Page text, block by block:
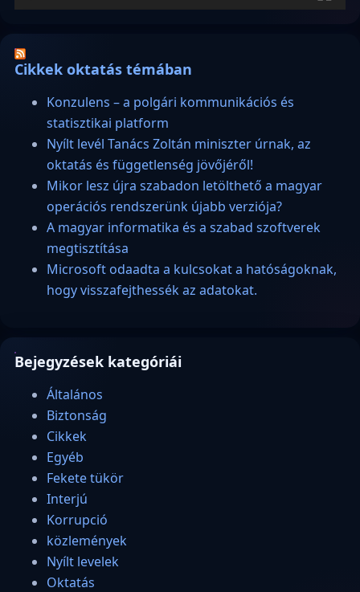
Cikkek oktatás témában
Konzulens – a polgári kommunikációs és
statisztikai platform
Nyílt levél Tanács Zoltán miniszter úrnak, az
oktatás és függetlenség jövőjéről!
Mikor lesz újra szabadon letölthető a magyar
operációs rendszerünk újabb verziója?
A magyar informatika és a szabad szoftverek
megtisztítása
Microsoft odaadta a kulcsokat a hatóságoknak,
hogy visszafejthessék az adatokat.
Bejegyzések kategóriái
Általános
Biztonság
Cikkek
Egyéb
Fekete tükör
Interjú
Korrupció
közlemények
Nyílt levelek
Oktatás